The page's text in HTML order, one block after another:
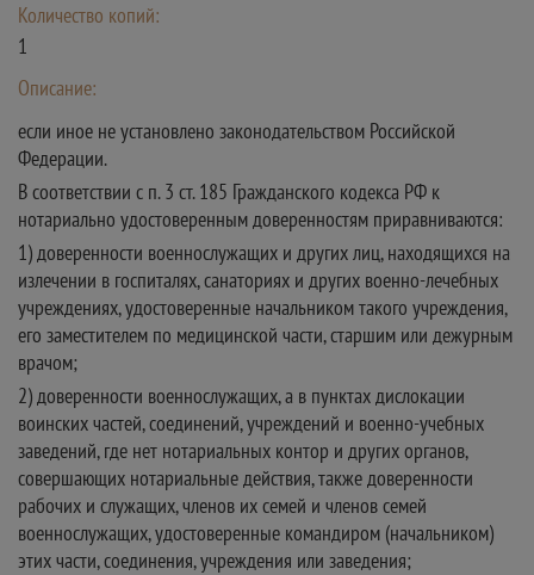
Количество копий:
1
Описание:
если иное не установлено законодательством Российской
Федерации.
В соответствии с п. 3 ст. 185 Гражданского кодекса РФ к
нотариально удостоверенным доверенностям приравниваются:
1) доверенности военнослужащих и других лиц, находящихся на
излечении в госпиталях, санаториях и других военно-лечебных
учреждениях, удостоверенные начальником такого учреждения,
его заместителем по медицинской части, старшим или дежурным
врачом;
2) доверенности военнослужащих, а в пунктах дислокации
воинских частей, соединений, учреждений и военно-учебных
заведений, где нет нотариальных контор и других органов,
совершающих нотариальные действия, также доверенности
рабочих и служащих, членов их семей и членов семей
военнослужащих, удостоверенные командиром (начальником)
этих части, соединения, учреждения или заведения;